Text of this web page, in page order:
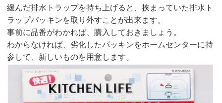
緩んだ排水トラップを持ち上げると、挟まっていた排水ト
ラップパッキンを取り外すことが出来ます。
事前に品番がわかれば、購入しておきましょう。
わからなければ、劣化したパッキンをホームセンターに持
参して、新しいものを用意します。